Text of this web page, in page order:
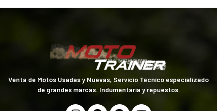
Venta de Motos Usadas y Nuevas, Servicio Técnico especializado
de grandes marcas. Indumentaria y repuestos.